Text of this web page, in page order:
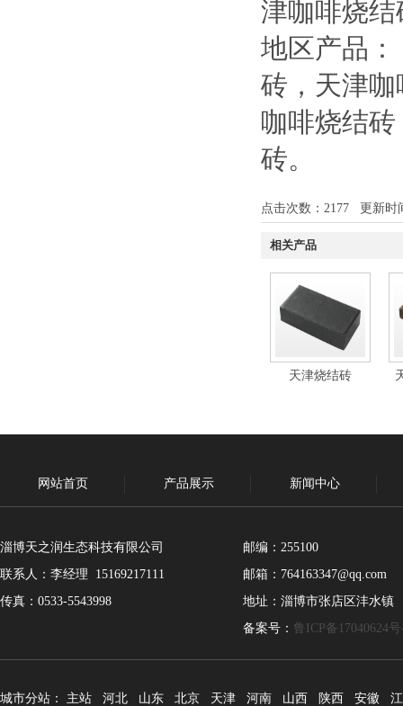
津咖啡烧
地区产品：
砖 ， 天津
咖啡烧结砖
砖。
点击次数： 2177 更新时
相关产品
天津烧结砖
网站首页 产品展示 新闻中心
淄博天之润生态科技有限公司
联系人：李经理 15169217111
传真：0533-5543998
邮编：255100
邮箱：764163347@qq.com
地址：淄博市张店区沣水镇
备案号： 鲁ICP备17040624
城市分站： 主站 河北 山东 北京 天津 河南 山西 陕西 安徽